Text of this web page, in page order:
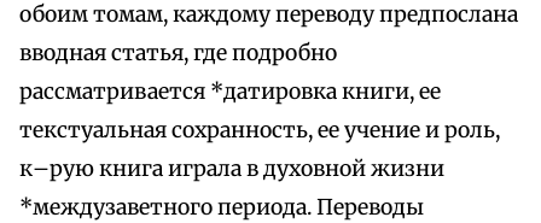
обоим томам, каждому переводу предпослана
вводная статья, где подробно
рассматривается *датировка книги, ее
текстуальная сохранность, ее учение и роль,
к–рую книга играла в духовной жизни
*междузаветного периода. Переводы